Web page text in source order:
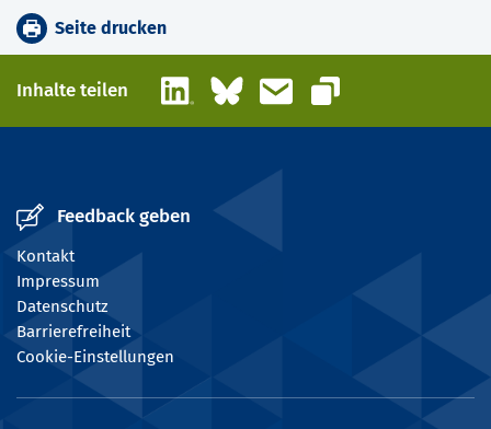
Seite drucken
Inhalte teilen LinkedInBlueskyE-Mail
Link kopieren
Feedback geben
Kontakt
Impressum
Datenschutz
Barrierefreiheit
Cookie-Einstellungen